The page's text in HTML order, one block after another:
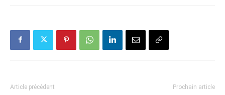
Article précédent Prochain article